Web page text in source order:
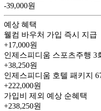
-39,000원
예상 혜택
웰컴 바우처 가입 즉시 지급
+17,000원
인제스피디움 스포츠주행 3
+38,250원
인제스피디움 호텔 패키지
+222,000원
가입비 제외 예상 순혜택
+238,250원